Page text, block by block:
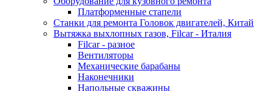
Платформенные стапели
Станки для ремонта Головок двигателей, Китай
Вытяжка выхлопных газов, Filcar - Италия
Filcar - разное
Вентиляторы
Механические барабаны
Наконечники
Напольные скважины